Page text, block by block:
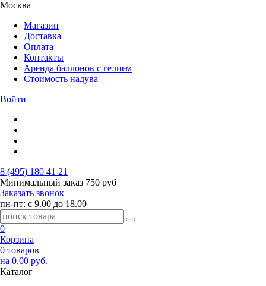
Москва
Магазин
Доставка
Оплата
Контакты
Аренда баллонов с гелием
Стоимость надува
Войти
8 (495) 180 41 21
Минимальный заказ 750 руб
Заказать звонок
пн-пт: с 9.00 до 18.00
0
Корзина
0 товаров
на 0,00 руб.
Каталог